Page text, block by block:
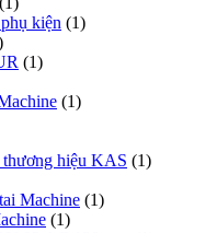
kiện (1)
(1)
(1)
hiệu KAS (1)
Machine (1)
(1)